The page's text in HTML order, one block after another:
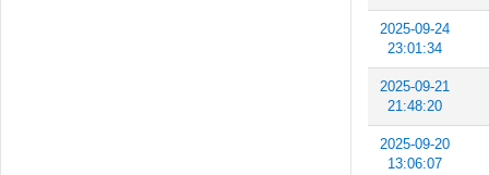
2025-09-24
23:01:34
2025-09-21
21:48:20
2025-09-20
13:06:07